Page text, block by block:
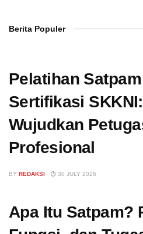
Berita Populer
Pelatihan
Sertifikasi
Wujudkan
Profesional
BY REDAKSI 30 JULY 2026
Apa Itu Satpam?